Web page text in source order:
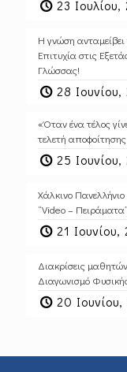
23
Η γνώση
Επιτυχία στις
Γλώσσας!
28
«Όταν ένα τέλος
τελετή
25
Χάλκινο
“Video – Πειράματα”.
21
Διακρίσεις
Διαγωνισμό
20